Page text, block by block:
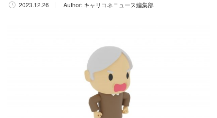
2023.12.26 Author: キャリコネニュース編集部